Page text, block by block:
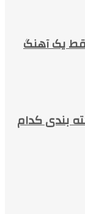
یک آهنگ
بندی کدام